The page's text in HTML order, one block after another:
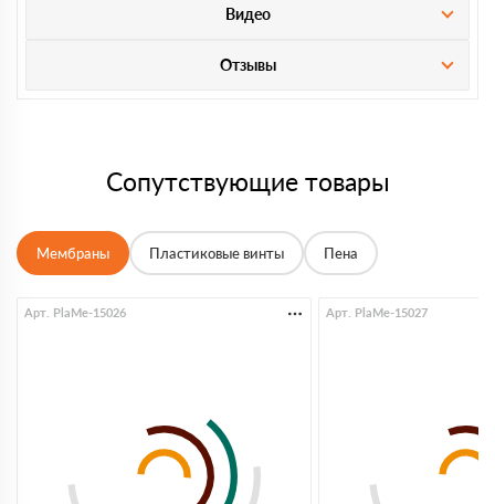
Видео
Отзывы
Сопутствующие товары
Мембраны Пластиковые винты Пена
Арт. PlaMe-15026 Арт. PlaMe-15027